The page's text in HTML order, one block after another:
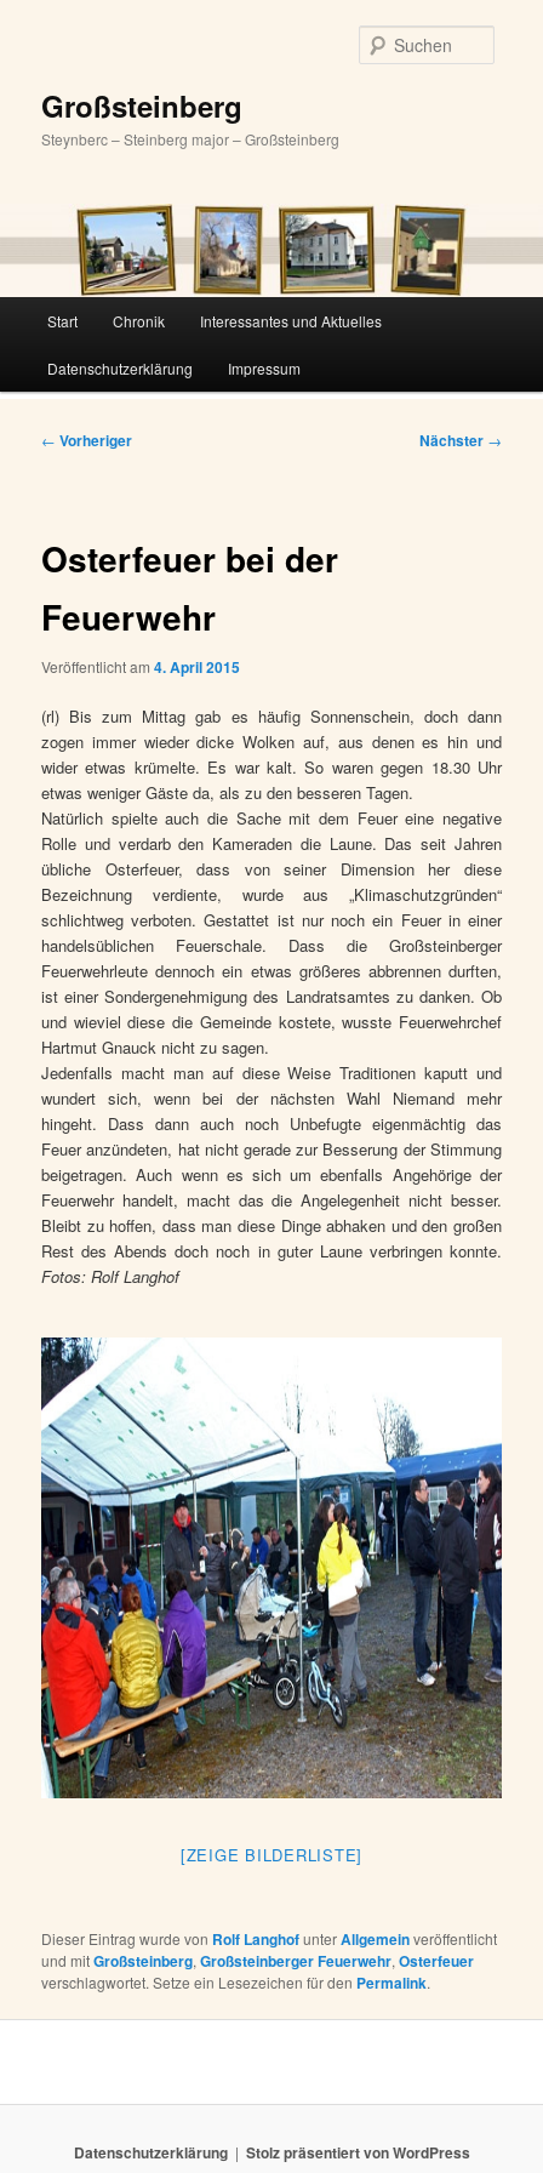
Großsteinberg
Steynberc – Steinberg major – Großsteinberg
Start Chronik Interessantes und Aktuelles
Datenschutzerklärung Impressum
Beitragsnavigation
← Vorheriger Nächster →
Osterfeuer bei der
Feuerwehr
Veröffentlicht am4. April 2015
(rl) Bis zum Mittag gab es häufig Sonnenschein, doch dann
zogen immer wieder dicke Wolken auf, aus denen es hin und
wider etwas krümelte. Es war kalt. So waren gegen 18.30 Uhr
etwas weniger Gäste da, als zu den besseren Tagen.
Natürlich spielte auch die Sache mit dem Feuer eine negative
Rolle und verdarb den Kameraden die Laune. Das seit Jahren
übliche Osterfeuer, dass von seiner Dimension her diese
Bezeichnung verdiente, wurde aus „Klimaschutzgründen“
schlichtweg verboten. Gestattet ist nur noch ein Feuer in einer
handelsüblichen Feuerschale. Dass die Großsteinberger
Feuerwehrleute dennoch ein etwas größeres abbrennen durften,
ist einer Sondergenehmigung des Landratsamtes zu danken. Ob
und wieviel diese die Gemeinde kostete, wusste Feuerwehrchef
Hartmut Gnauck nicht zu sagen.
Jedenfalls macht man auf diese Weise Traditionen kaputt und
wundert sich, wenn bei der nächsten Wahl Niemand mehr
hingeht. Dass dann auch noch Unbefugte eigenmächtig das
Feuer anzündeten, hat nicht gerade zur Besserung der Stimmung
beigetragen. Auch wenn es sich um ebenfalls Angehörige der
Feuerwehr handelt, macht das die Angelegenheit nicht besser.
Bleibt zu hoffen, dass man diese Dinge abhaken und den großen
Rest des Abends doch noch in guter Laune verbringen konnte.
Fotos: Rolf Langhof
[ZEIGE BILDERLISTE]
Dieser Eintrag wurde von Rolf LanghofunterAllgemeinveröffentlicht
und mitGroßsteinberg,Großsteinberger Feuerwehr,Osterfeuer
verschlagwortet. Setze ein Lesezeichen für den Permalink.
Datenschutzerklärung Stolz präsentiert von WordPress